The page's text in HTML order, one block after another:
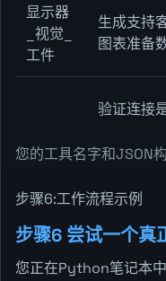
显示器
_视觉_
工件
生成支持
图表准备
验证连接
您的工具名字和JSON
步骤6:工作流程示例
步骤6 尝试一个真
您正在Python笔记本